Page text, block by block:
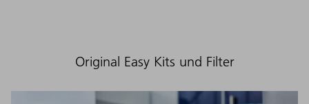
Original Easy Kits und Filter